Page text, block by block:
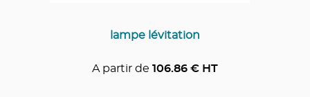
lampe lévitation
A partir de 106.86 € HT